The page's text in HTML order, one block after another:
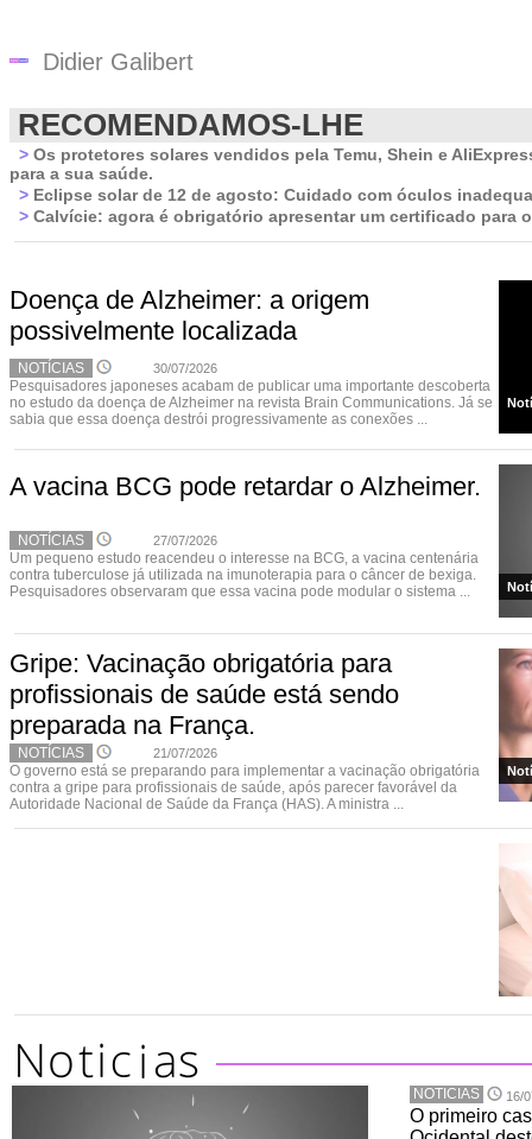
Didier Galibert
RECOMENDAMOS-LHE
> Os protetores solares vendidos pela Temu, Shein e
para a sua saúde.
> Eclipse solar de 12 de agosto: Cuidado com óculos
> Calvície: agora é obrigatório apresentar um certificado para
Doença de Alzheimer: a origem
possivelmente localizada
NOTÍCIAS 30/07/2026
Pesquisadores japoneses acabam de publicar uma importante descoberta
no estudo da doença de Alzheimer na revista Brain Communications. Já se
sabia que essa doença destrói progressivamente as conexões ...
A vacina BCG pode retardar o Alzheimer.
NOTÍCIAS 27/07/2026
Um pequeno estudo reacendeu o interesse na BCG, a vacina centenária
contra tuberculose já utilizada na imunoterapia para o câncer de bexiga.
Pesquisadores observaram que essa vacina pode modular o sistema ...
Gripe: Vacinação obrigatória para
profissionais de saúde está sendo
preparada na França.
NOTÍCIAS 21/07/2026
O governo está se preparando para implementar a vacinação obrigatória
contra a gripe para profissionais de saúde, após parecer favorável da
Autoridade Nacional de Saúde da França (HAS). A ministra ...
NOTICIAS 16/
O primeiro